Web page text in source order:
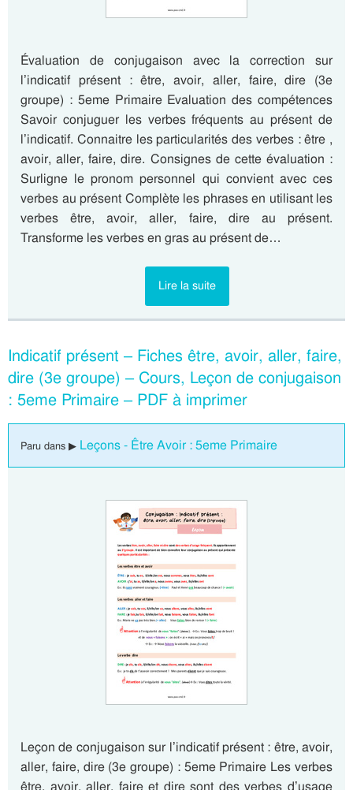
Évaluation de conjugaison avec la correction sur
l’indicatif présent : être, avoir, aller, faire, dire (3e
groupe) : 5eme Primaire Evaluation des compétences
Savoir conjuguer les verbes fréquents au présent de
l’indicatif. Connaitre les particularités des verbes : être ,
avoir, aller, faire, dire. Consignes de cette évaluation :
Surligne le pronom personnel qui convient avec ces
verbes au présent Complète les phrases en utilisant les
verbes être, avoir, aller, faire, dire au présent.
Transforme les verbes en gras au présent de…
Lire la suite
Indicatif présent – Fiches être, avoir, aller, faire,
dire (3e groupe) – Cours, Leçon de conjugaison
: 5eme Primaire – PDF à imprimer
Paru dans ▶ Leçons - Être Avoir : 5eme Primaire
Leçon de conjugaison sur l’indicatif présent : être, avoir,
aller, faire, dire (3e groupe) : 5eme Primaire Les verbes
être, avoir, aller, faire et dire sont des verbes d’usage